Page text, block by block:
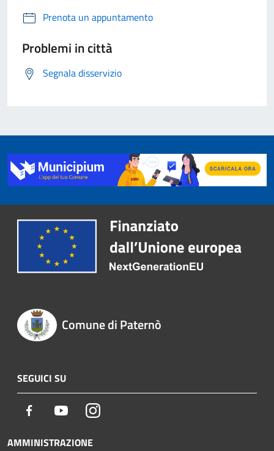
Prenota un appuntamento
Problemi in città
Segnala disservizio
Comune di Paternò
SEGUICI SU
Facebook YoutubeInstagram
AMMINISTRAZIONE